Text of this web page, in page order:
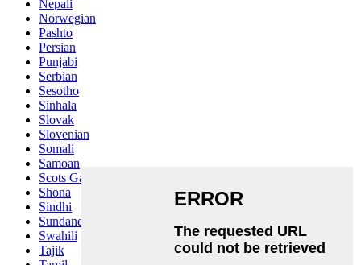
Nepali
Norwegian
Pashto
Persian
Punjabi
Serbian
Sesotho
Sinhala
Slovak
Slovenian
Somali
Samoan
Scots Gaelic
Shona
Sindhi
Sundanese
Swahili
Tajik